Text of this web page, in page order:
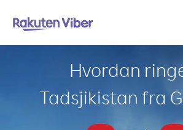
Hvordan
Tadsjikistan fra